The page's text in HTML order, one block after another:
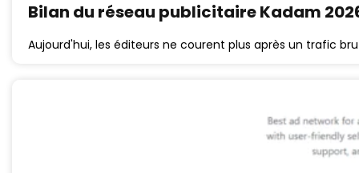
Bilan du réseau publicitaire Kadam
Aujourd'hui, les éditeurs ne courent plus après un trafic